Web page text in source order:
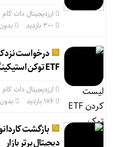
ارزدیجیتال دات کام
درخواست
ETF توکن استیکینگ JitoSOL
ارزدیجیتال دات کام
دیجیتال برتر بازار